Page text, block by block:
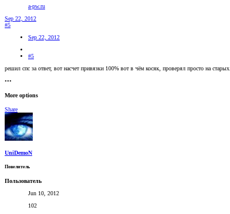
a-pw.ru
Sep 22, 2012
#5
Sep 22, 2012
#5
решил спс за ответ, вот насчет привязки 100% вот в чём косяк, проверял просто на старых.
•••
More options
Share
UniDemoN
Повелитель
Пользователь
Jun 10, 2012
102